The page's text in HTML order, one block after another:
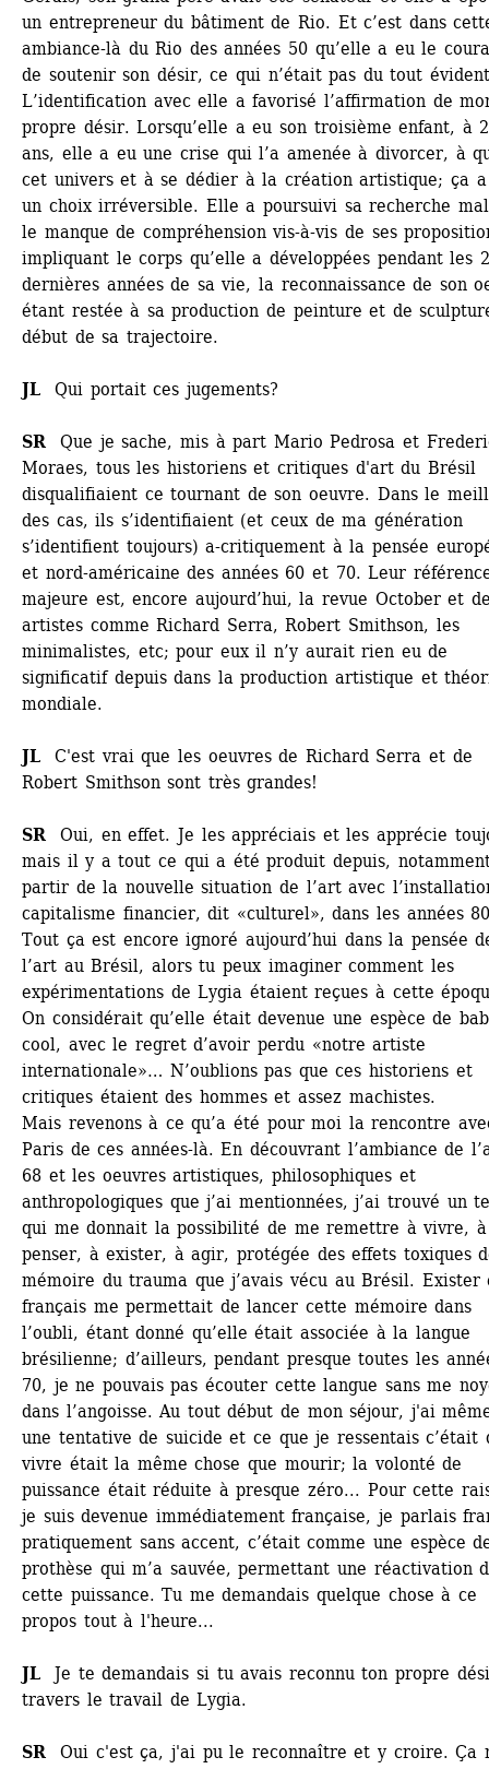
un entrepreneur du bâtiment de Rio. Et c’est dans
ambiance-là du Rio des années 50 qu’elle a eu le
de soutenir son désir, ce qui n’était pas du tout
L’identification avec elle a favorisé l’affirmation de
propre désir. Lorsqu’elle a eu son troisième enfant, à
ans, elle a eu une crise qui l’a amenée à divorcer, à
cet univers et à se dédier à la création artistique; ça
un choix irréversible. Elle a poursuivi sa recherche
le manque de compréhension vis-à-vis de ses
impliquant le corps qu’elle a développées pendant les
dernières années de sa vie, la reconnaissance de son
étant restée à sa production de peinture et de
début de sa trajectoire.
JL Qui portait ces jugements?
SR
Que je sache, mis à part Mario Pedrosa et
Moraes, tous les historiens et critiques d'art du Brésil
disqualifiaient ce tournant de son oeuvre. Dans le
des cas, ils s’identifiaient (et ceux de ma génération
s’identifient toujours) a-critiquement à la pensée
et nord-américaine des années 60 et 70. Leur
majeure est, encore aujourd’hui, la revue October et
artistes comme Richard Serra, Robert Smithson, les
minimalistes, etc; pour eux il n’y aurait rien eu de
significatif depuis dans la production artistique et
mondiale.
JL
C'est vrai que les oeuvres de Richard Serra et de
Robert Smithson sont très grandes!
SR Oui, en effet. Je les appréciais et les apprécie
mais il y a tout ce qui a été produit depuis,
partir de la nouvelle situation de l’art avec
capitalisme financier, dit «culturel», dans les années
Tout ça est encore ignoré aujourd’hui dans la pensée
l’art au Brésil, alors tu peux imaginer comment les
expérimentations de Lygia étaient reçues à cette
On considérait qu’elle était devenue une espèce de
cool, avec le regret d’avoir perdu «notre artiste
internationale»… N’oublions pas que ces historiens et
critiques étaient des hommes et assez machistes.
Mais revenons à ce qu’a été pour moi la rencontre
Paris de ces années-là. En découvrant l’ambiance de
68 et les oeuvres artistiques, philosophiques et
anthropologiques que j’ai mentionnées, j’ai trouvé un
qui me donnait la possibilité de me remettre à vivre, à
penser, à exister, à agir, protégée des effets toxiques
mémoire du trauma que j’avais vécu au Brésil. Exister
français me permettait de lancer cette mémoire dans
l’oubli, étant donné qu’elle était associée à la langue
brésilienne; d’ailleurs, pendant presque toutes les
70, je ne pouvais pas écouter cette langue sans me
dans l’angoisse. Au tout début de mon séjour, j'ai
une tentative de suicide et ce que je ressentais c’était
vivre était la même chose que mourir; la volonté de
puissance était réduite à presque zéro... Pour cette
je suis devenue immédiatement française, je parlais
pratiquement sans accent, c’était comme une espèce
prothèse qui m’a sauvée, permettant une réactivation
cette puissance. Tu me demandais quelque chose à ce
propos tout à l'heure...
JL Je te demandais si tu avais reconnu ton propre
travers le travail de Lygia.
SR Oui c'est ça, j'ai pu le reconnaître et y croire. Ça